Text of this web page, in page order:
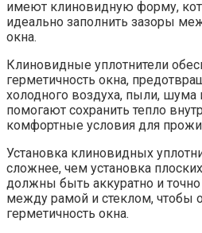
имеют клиновидную форму,
идеально заполнить зазоры
окна.​
Клиновидные уплотнители
герметичность окна,
холодного воздуха, пыли,
помогают сохранить тепло
комфортные условия для
Установка клиновидных
сложнее, чем установка
должны быть аккуратно и
между рамой и стеклом, чтобы
герметичность окна.​